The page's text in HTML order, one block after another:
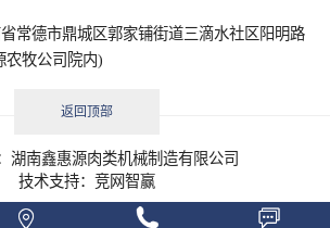
常德市鼎城区郭家铺街道三滴水社区阳明路
农牧公司院内)
返回顶部
湖南鑫惠源肉类机械制造有限公司
技术支持： 竞网智赢